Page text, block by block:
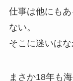
仕事は他にも
ない。
そこに迷いはな
まさか18年も